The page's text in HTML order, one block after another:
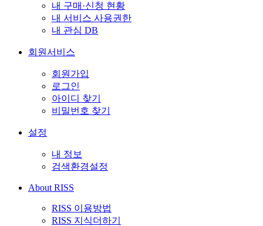
내 구매·신청 현황
내 서비스 사용권한
내 관심 DB
회원서비스
회원가입
로그인
아이디 찾기
비밀번호 찾기
설정
내 정보
검색환경설정
About RISS
RISS 이용방법
RISS 지식더하기